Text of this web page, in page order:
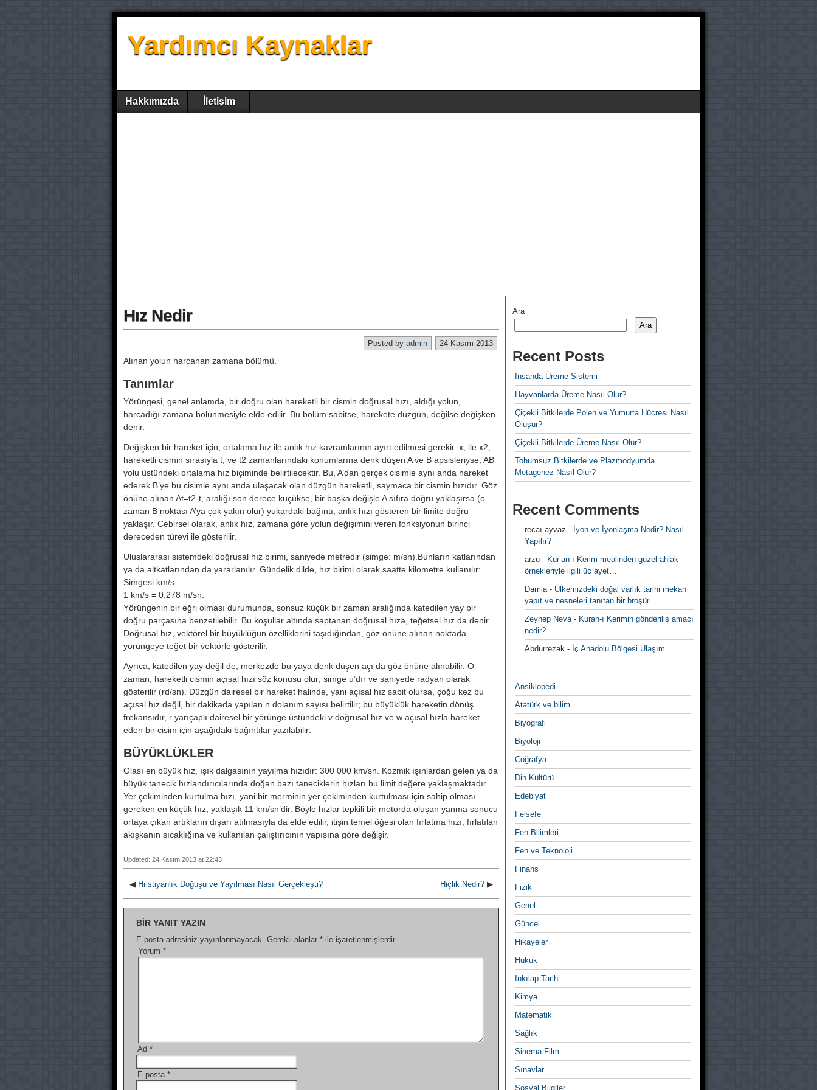
Yardımcı Kaynaklar
Hakkımızda İletişim
Hız Nedir
24 Kasım 2013
Posted by admin
Alınan yolun harcanan zamana bölümü.
Tanımlar
Yörüngesi, genel anlamda, bir doğru olan hareketli bir cismin doğrusal hızı, aldığı yolun,
harcadığı zamana bölünmesiyle elde edilir. Bu bölüm sabitse, harekete düzgün, değilse değişken
denir.
Değişken bir hareket için, ortalama hız ile anlık hız kavramlarının ayırt edilmesi gerekir. x, ile x2,
hareketli cismin sırasıyla t, ve t2 zamanlarındaki konumlarına denk düşen A ve B apsisleriyse, AB
yolu üstündeki ortalama hız biçiminde belirtilecektir. Bu, A’dan gerçek cisimle aynı anda hareket
ederek B’ye bu cisimle aynı anda ulaşacak olan düzgün hareketli, saymaca bir cismin hızıdır. Göz
önüne alınan At=t2-t, aralığı son derece küçükse, bir başka değişle A sıfıra doğru yaklaşırsa (o
zaman B noktası A’ya çok yakın olur) yukardaki bağıntı, anlık hızı gösteren bir limite doğru
yaklaşır. Cebirsel olarak, anlık hız, zamana göre yolun değişimini veren fonksiyonun birinci
dereceden türevi ile gösterilir.
Uluslararası sistemdeki doğrusal hız birimi, saniyede metredir (simge: m/sn).Bunların katlarından
ya da altkatlarından da yararlanılır. Gündelik dilde, hız birimi olarak saatte kilometre kullanılır:
Simgesi km/s:
1 km/s = 0,278 m/sn.
Yörüngenin bir eğri olması durumunda, sonsuz küçük bir zaman aralığında katedilen yay bir
doğru parçasına benzetilebilir. Bu koşullar altında saptanan doğrusal hıza, teğetsel hız da denir.
Doğrusal hız, vektörel bir büyüklüğün özelliklerini taşıdığından, göz önüne alınan noktada
yörüngeye teğet bir vektörle gösterilir.
Ayrıca, katedilen yay değil de, merkezde bu yaya denk düşen açı da göz önüne alınabilir. O
zaman, hareketli cismin açısal hızı söz konusu olur; simge u’dır ve saniyede radyan olarak
gösterilir (rd/sn). Düzgün dairesel bir hareket halinde, yani açısal hız sabit olursa, çoğu kez bu
açısal hız değil, bir dakikada yapılan n dolanım sayısı belirtilir; bu büyüklük hareketin dönüş
frekansıdır, r yarıçaplı dairesel bir yörünge üstündeki v doğrusal hız ve w açısal hızla hareket
eden bir cisim için aşağıdaki bağıntılar yazılabilir:
BÜYÜKLÜKLER
Olası en büyük hız, ışık dalgasının yayılma hızıdır: 300 000 km/sn. Kozmik ışınlardan gelen ya da
büyük tanecik hızlandırıcılarında doğan bazı taneciklerin hızları bu limit değere yaklaşmaktadır.
Yer çekiminden kurtulma hızı, yani bir merminin yer çekiminden kurtulması için sahip olması
gereken en küçük hız, yaklaşık 11 km/sn’dir. Böyle hızlar tepkili bir motorda oluşan yanma sonucu
ortaya çıkan artıkların dışarı atılmasıyla da elde edilir, itişin temel öğesi olan fırlatma hızı, fırlatılan
akışkanın sıcaklığına ve kullanılan çalıştırıcının yapısına göre değişir.
Updated: 24 Kasım 2013 at 22:43
◀ Hristiyanlık Doğuşu ve Yayılması Nasıl Gerçekleşti? Hiçlik Nedir? ▶
BIR YANIT YAZIN
E-posta adresiniz yayınlanmayacak. Gerekli alanlar * ile işaretlenmişlerdir
Yorum *
Ad *
E-posta *
Ara
Ara
Recent Posts
İnsanda Üreme Sistemi
Hayvanlarda Üreme Nasıl Olur?
Çiçekli Bitkilerde Polen ve Yumurta Hücresi Nasıl
Oluşur?
Çiçekli Bitkilerde Üreme Nasıl Olur?
Tohumsuz Bitkilerde ve Plazmodyumda
Metagenez Nasıl Olur?
Recent Comments
recaı ayvaz - İyon ve İyonlaşma Nedir? Nasıl
Yapılır?
arzu - Kur’an-ı Kerim mealinden güzel ahlak
örnekleriyle ilgili üç ayet…
Damla- Ülkemizdeki doğal varlık tarihi mekan
yapıt ve nesneleri tanıtan bir broşür…
Zeynep Neva- Kuran-ı Kerimin gönderiliş amacı
nedir?
Abdurrezak - İç Anadolu Bölgesi Ulaşım
Ansiklopedi
Atatürk ve bilim
Biyografi
Biyoloji
Coğrafya
Din Kültürü
Edebiyat
Felsefe
Fen Bilimleri
Fen ve Teknoloji
Finans
Fizik
Genel
Güncel
Hikayeler
Hukuk
İnkılap Tarihi
Kimya
Matematik
Sağlık
Sinema-Film
Sınavlar
Sosyal Bilgiler